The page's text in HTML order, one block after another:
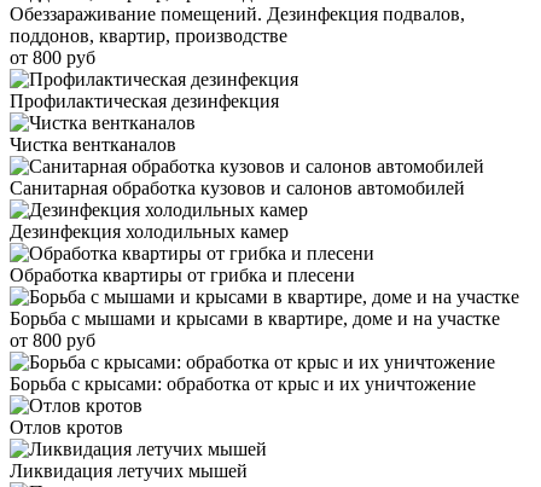
Обеззараживание помещений. Дезинфекция подвалов,
поддонов, квартир, производстве
от 800 руб
Профилактическая дезинфекция
Чистка вентканалов
Санитарная обработка кузовов и салонов автомобилей
Дезинфекция холодильных камер
Обработка квартиры от грибка и плесени
Борьба с мышами и крысами в квартире, доме и на участке
от 800 руб
Борьба с крысами: обработка от крыс и их уничтожение
Отлов кротов
Ликвидация летучих мышей